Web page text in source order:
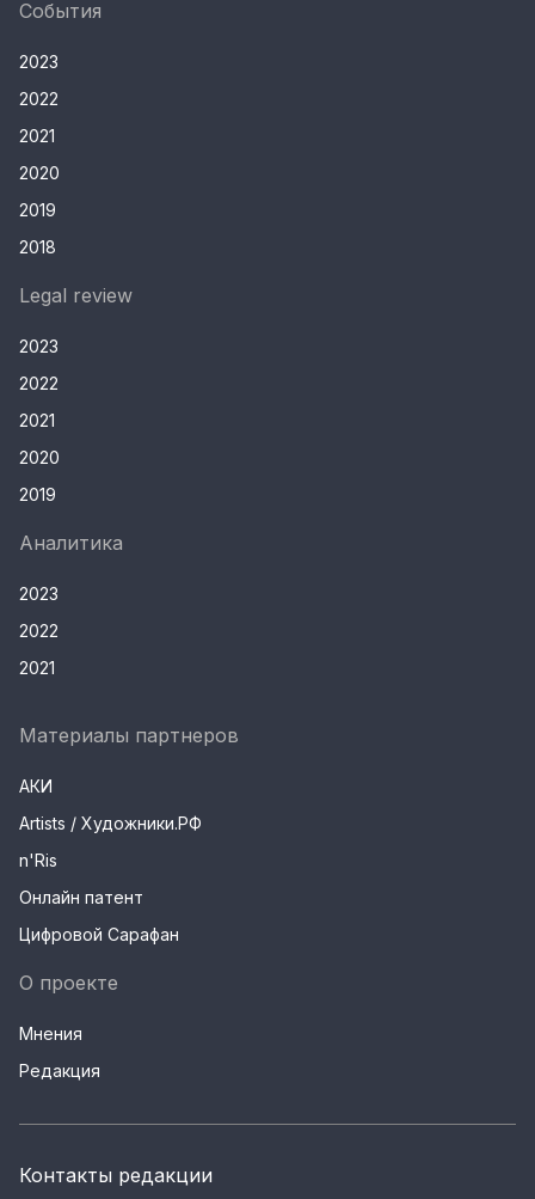
События
2023
2022
2021
2020
2019
2018
Legal review
2023
2022
2021
2020
2019
Аналитика
2023
2022
2021
Материалы партнеров
АКИ
Artists / Художники.РФ
n'Ris
Онлайн патент
Цифровой Сарафан
О проекте
Мнения
Редакция
Контакты редакции